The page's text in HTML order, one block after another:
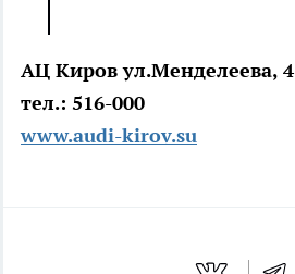
АЦ Киров ул.Менделеева, 4
тел.: 516-000
www.audi-kirov.su